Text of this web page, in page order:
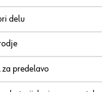
delu
predelavo